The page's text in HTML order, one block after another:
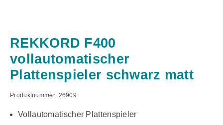
REKKORD F400
vollautomatischer
Plattenspieler schwarz matt
Produktnummer: 26909
Vollautomatischer Plattenspieler